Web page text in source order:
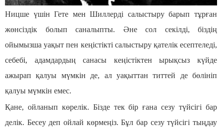
Ницше үшін Гете мен Шиллерді салыстыру барып тұрған
жөнсіздік болып саналыпты. Əне сол секілді, біздің
ойымызша уақыт пен кеңістікті салыстыру қателік есептеледі,
себебі, адамдардың санасы кеңістіктен ырықсыз күйде
ажырап қалуы мүмкін де, ал уақыттан титтей де бөлініп
қалуы мүмкін емес.
Қане, ойланып көрелік. Бізде тек бір ғана сезу түйсігі бар
делік. Бесеу деп ойлай көрмеңіз. Бұл бар сезу түйсігі тыңдау